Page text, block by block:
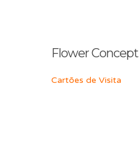
Flower Concept
Cartões de Visita